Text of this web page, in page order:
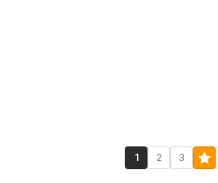
1 2 3